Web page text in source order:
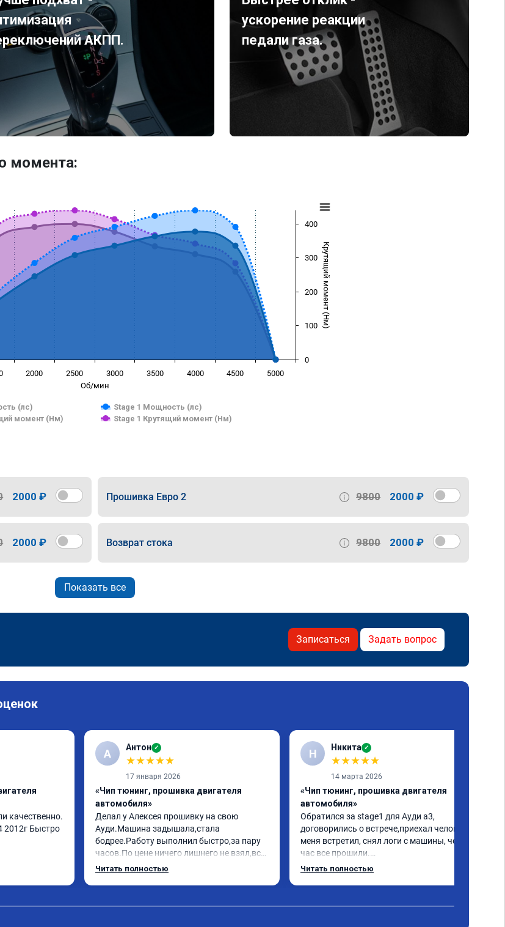
АКПП.
ускорение реакции
педали газа.
момента:
Об/мин
Крутящий момент (Нм)
(лс)
Stage 1 Мощность (лс)
момент (Нм)
Stage 1 Крутящий момент (Нм)
2000 2500 3000 3500 4000 4500 5000
0
100
200
300
400
2000 ₽ Прошивка Евро 2 9800 2000 ₽
2000 ₽ Возврат стока 9800 2000 ₽
Показать все
Записаться Задать вопрос
качественно.
2012г Быстро
А Антон ✓
★★★★★
17 января 2026
«Чип тюнинг, прошивка двигателя
автомобиля»
Делал у Алексея прошивку на свою
Ауди.Машина задышала,стала
бодрее.Работу выполнил быстро,за пару
часов.По цене ничего лишнего не взял,всё
как договаривались заранее.После
Читать полностью
Н Никита ✓
★★★★★
14 марта 2026
«Чип тюнинг, прошивка двигателя
автомобиля»
Обратился за stage1 для Ауди а3,
договорились о встрече,приехал человек
меня встретил, снял логи с машины, через
час все прошили.
Арман спасибо тебе огромное, машинка по
Читать полностью